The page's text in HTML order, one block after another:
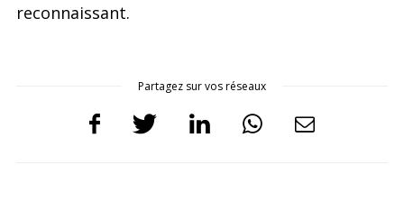
reconnaissant.
Partagez sur vos réseaux